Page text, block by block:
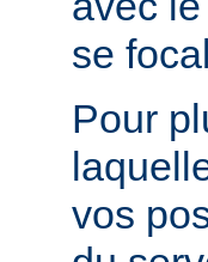
se
Pour
vos